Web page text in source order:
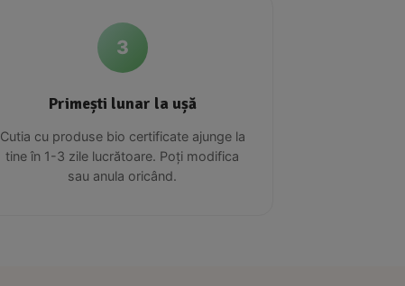
3
Primești lunar la ușă
Cutia cu produse bio certificate ajunge la
tine în 1-3 zile lucrătoare. Poți modifica
sau anula oricând.